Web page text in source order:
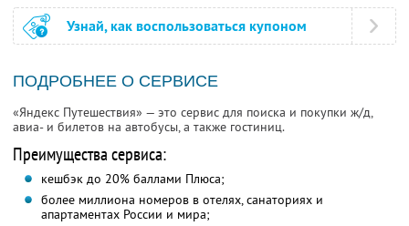
Узнай, как воспользоваться купоном
ПОДРОБНЕЕ О СЕРВИСЕ
«Яндекс Путешествия» — это сервис для поиска и покупки ж/д,
авиа- и билетов на автобусы, а также гостиниц.
Преимущества сервиса:
кешбэк до 20% баллами Плюса;
более миллиона номеров в отелях, санаториях и
апартаментах России и мира;